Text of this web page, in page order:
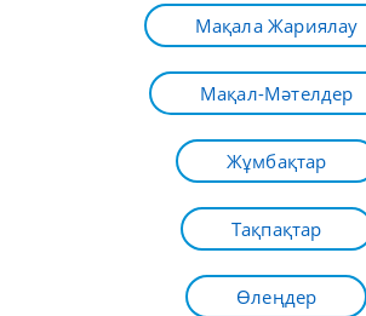
Мақала Жариялау
Мақал-Мәтелдер
Жұмбақтар
Тақпақтар
Өлеңдер